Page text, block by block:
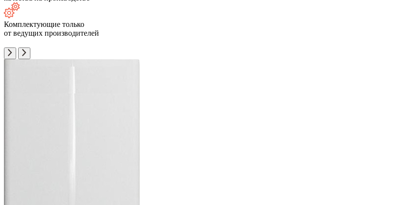
Комплектующие только
от ведущих производителей